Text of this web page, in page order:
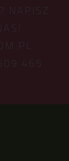
NAPISZ
465